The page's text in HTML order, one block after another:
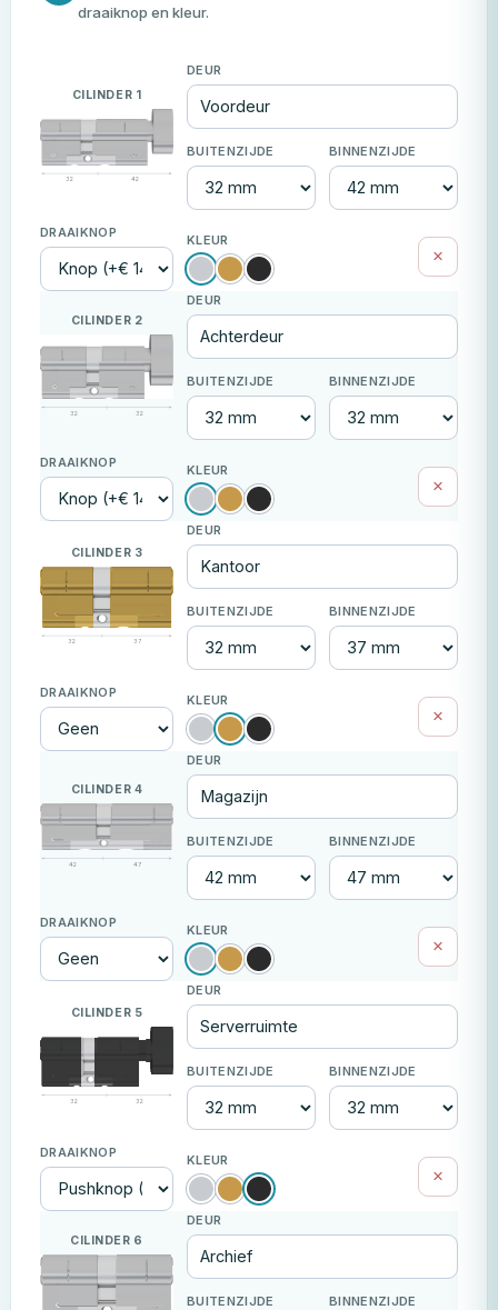
draaiknop en kleur.
CILINDER 1
32 42
×
CILINDER 2
32 32
×
CILINDER 3
32 37
×
CILINDER 4
42 47
×
CILINDER 5
32 32
×
CILINDER 6